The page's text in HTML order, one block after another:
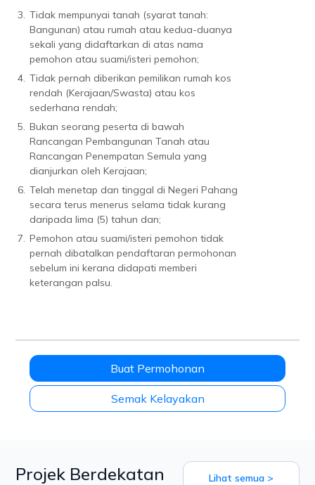
3. Tidak mempunyai tanah (syarat tanah:
Bangunan) atau rumah atau kedua-duanya
sekali yang didaftarkan di atas nama
pemohon atau suami/isteri pemohon;
4. Tidak pernah diberikan pemilikan rumah kos
rendah (Kerajaan/Swasta) atau kos
sederhana rendah;
5. Bukan seorang peserta di bawah
Rancangan Pembangunan Tanah atau
Rancangan Penempatan Semula yang
dianjurkan oleh Kerajaan;
6. Telah menetap dan tinggal di Negeri Pahang
secara terus menerus selama tidak kurang
daripada lima (5) tahun dan;
7. Pemohon atau suami/isteri pemohon tidak
pernah dibatalkan pendaftaran permohonan
sebelum ini kerana didapati memberi
keterangan palsu.
Buat Permohonan
Semak Kelayakan
Projek Berdekatan Lihat semua >